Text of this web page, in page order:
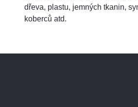
dřeva, plastu, jemných tkanin,
koberců atd.